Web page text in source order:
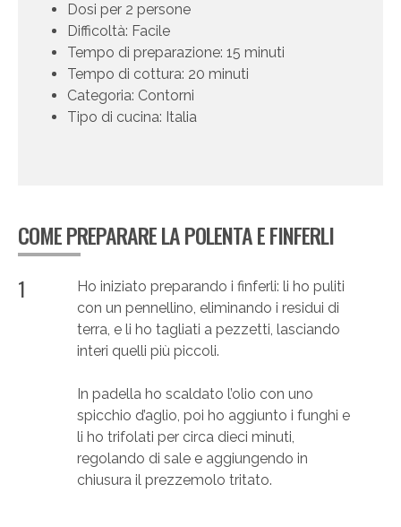
Dosi per 2 persone
Difficoltà: Facile
Tempo di preparazione: 15 minuti
Tempo di cottura: 20 minuti
Categoria: Contorni
Tipo di cucina: Italia
COME PREPARARE LA POLENTA E FINFERLI
1
Ho iniziato preparando i finferli: li ho puliti
con un pennellino, eliminando i residui di
terra, e li ho tagliati a pezzetti, lasciando
interi quelli più piccoli.
In padella ho scaldato l’olio con uno
spicchio d’aglio, poi ho aggiunto i funghi e
li ho trifolati per circa dieci minuti,
regolando di sale e aggiungendo in
chiusura il prezzemolo tritato.